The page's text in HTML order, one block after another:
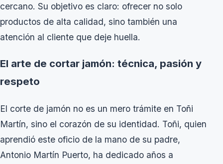
cercano. Su objetivo es claro: ofrecer no solo
productos de alta calidad, sino también una
atención al cliente que deje huella.
El arte de cortar jamón: técnica, pasión y
respeto
El corte de jamón no es un mero trámite en Toñi
Martín, sino el corazón de su identidad. Toñi, quien
aprendió este oficio de la mano de su padre,
Antonio Martín Puerto, ha dedicado años a